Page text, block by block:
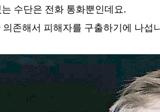
수단은 전화 통화뿐인데요.
존해서 피해자를 구출하기에 나섭